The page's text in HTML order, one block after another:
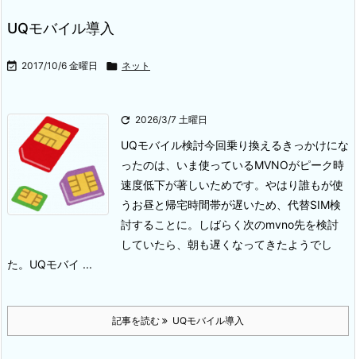
UQモバイル導入
 2017/10/6 金曜日  ネット
 2026/3/7 土曜日
UQモバイル検討今回乗り換えるきっかけにな
ったのは、いま使っているMVNOがピーク時
速度低下が著しいためです。 やはり誰もが使
うお昼と帰宅時間帯が遅いため、代替SIM検
討することに。
しばらく次のmvno先を検討
していたら、朝も遅くなってきたようでし
た。 UQモバイ ...
記事を読む UQモバイル導入